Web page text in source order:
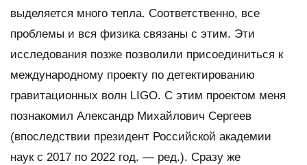
выделяется много тепла. Соответственно, все
проблемы и вся физика связаны с этим. Эти
исследования позже позволили присоединиться к
международному проекту по детектированию
гравитационных волн LIGO. С этим проектом меня
познакомил Александр Михайлович Сергеев
(впоследствии президент Российской академии
наук с 2017 по 2022 год. — ред.). Сразу же